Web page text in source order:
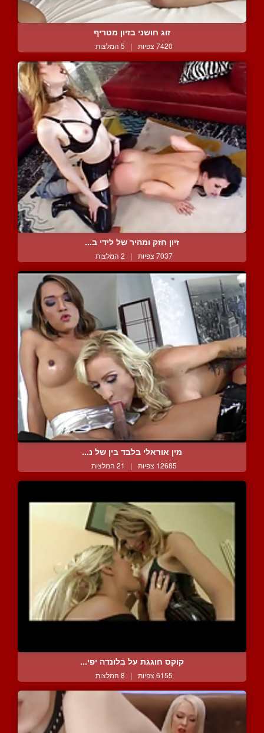
זוג חושני בזיון מטריף
7420 צפיות | 5 המלצות
זיון חזק ומהיר של לידי ב...
7037 צפיות | 2 המלצות
מין אוראלי בלבד בין של נ...
12685 צפיות | 21 המלצות
קוקס חוגגת על בלונדה יפי...
6155 צפיות | 8 המלצות